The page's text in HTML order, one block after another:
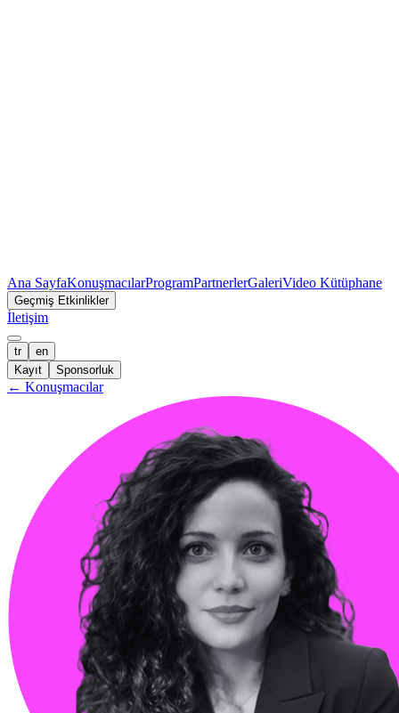
Ana SayfaKonuşmacılarProgramPartnerlerGaleriVideo Kütüphane
Geçmiş Etkinlikler
İletişim
tr
en
Kayıt
Sponsorluk
← Konuşmacılar